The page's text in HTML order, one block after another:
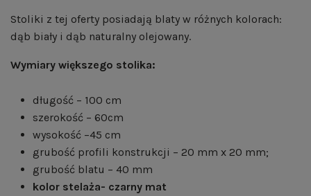
Stoliki z tej oferty posiadają blaty w różnych kolorach:
dąb biały i dąb naturalny olejowany.
Wymiary większego stolika:
długość – 100 cm
szerokość – 60cm
wysokość –45 cm
grubość profili konstrukcji – 20 mm x 20 mm;
grubość blatu – 40 mm
kolor stelaża- czarny mat